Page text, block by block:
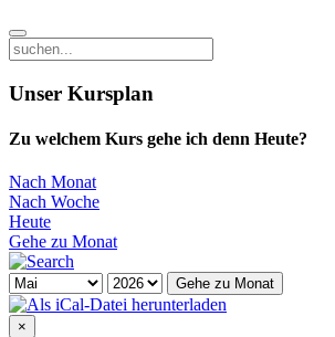
Unser Kursplan
Zu welchem Kurs gehe ich denn Heute?
Nach Monat
Nach Woche
Heute
Gehe zu Monat
Gehe zu Monat
×